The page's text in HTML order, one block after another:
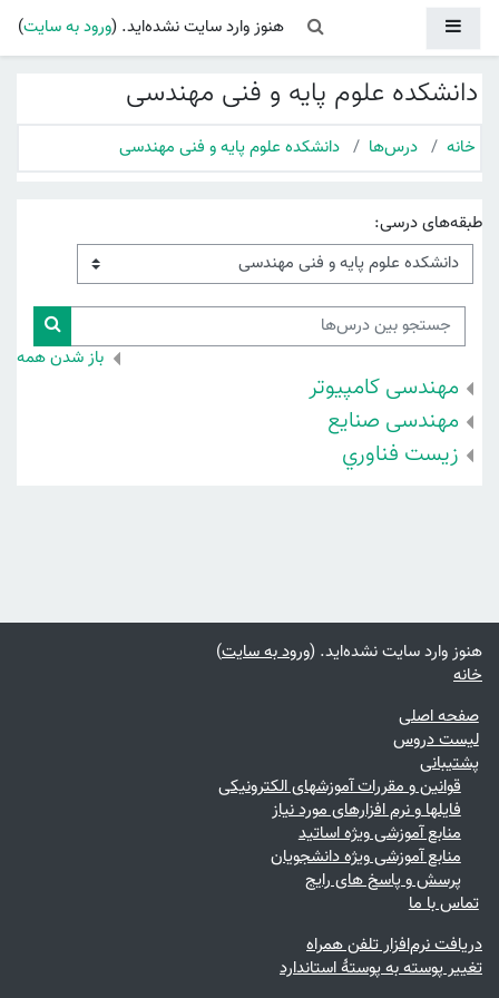
Toggle search input
هنوز وارد سایت نشده‌اید. (ورود به سایت)
دانشکده علوم پایه و فنی مهندسی
خانه درس‌ها دانشکده علوم پایه و فنی مهندسی
طبقه‌های درسی:
جستجو بین درس‌ها
جستجو
باز شدن همه
مهندسی کامپیوتر
مهندسی صنایع
زيست فناوري
هنوز وارد سایت نشده‌اید. (ورود به سایت)
خانه
صفحه اصلی
لیست دروس
پشتیبانی
قوانین و مقررات آموزشهای الکترونیکی
فایلها و نرم افزارهای مورد نیاز
منابع آموزشی ویژه اساتید
منابع آموزشی ویژه دانشجویان
پرسش و پاسخ های رایج
تماس با ما
دریافت نرم‌افزار تلفن همراه
تغییر پوسته به پوستهٔ استاندارد